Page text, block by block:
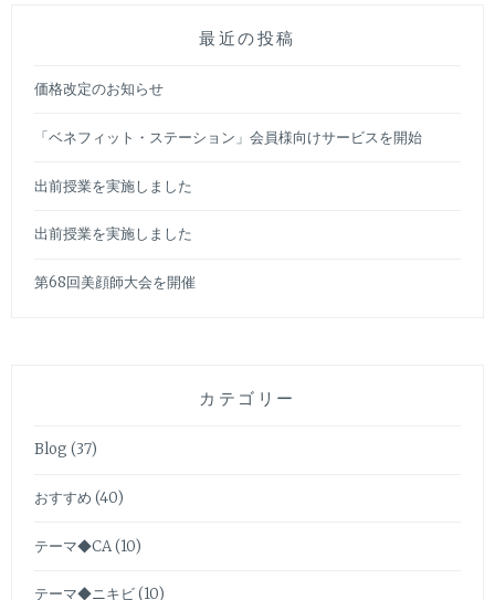
最近の投稿
価格改定のお知らせ
「ベネフィット・ステーション」会員様向けサービスを開始
出前授業を実施しました
出前授業を実施しました
第68回美顔師大会を開催
カテゴリー
Blog (37)
おすすめ (40)
テーマ◆CA(10)
テーマ◆ニキビ(10)